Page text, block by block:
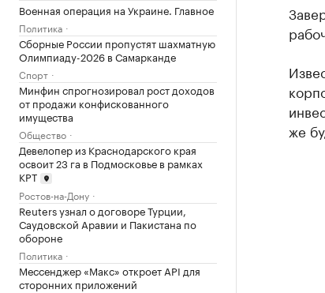
Военная операция на Украине. Главное
Политика
Сборные России пропустят шахматную
Олимпиаду-2026 в Самарканде
Спорт
Минфин спрогнозировал рост доходов
от продажи конфискованного
имущества
Общество
Девелопер из Краснодарского края
освоит 23 га в Подмосковье в рамках
КРТ
Ростов-на-Дону
Reuters узнал о договоре Турции,
Саудовской Аравии и Пакистана по
обороне
Политика
Мессенджер «Макс» откроет API для
сторонних приложений
же